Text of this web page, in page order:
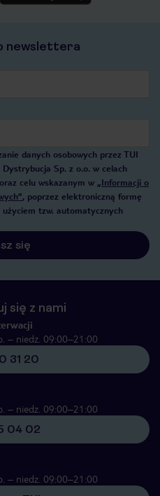
newslettera
danych osobowych przez TUI
Dystrybucja Sp. z o.o. w celach
celu wskazanym w „Informacji o
, poprzez elektroniczną formę
tzw. automatycznych
się
się z nami
– niedz. 09:00–21:00
31 20
– niedz. 09:00–21:00
04 02
– niedz. 09:00–21:00